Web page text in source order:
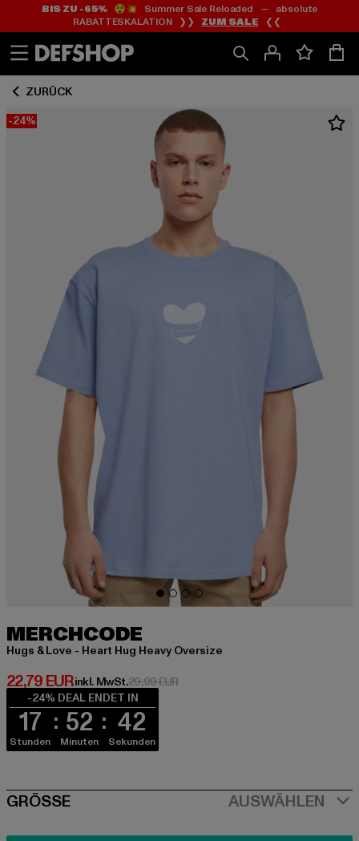
Zum
Inhalt
springen
Zum
Fußzeile
springen
BIS ZU -65%😲💥 Summer Sale Reloaded — absolute
RABATTESKALATION ❯❯ ZUM SALE ❮❮
ZURÜCK
-24%
MERCHCODE
Hugs & Love - Heart Hug Heavy Oversize
22,79 EUR
Derzeitiger Preis: 22,79 EUR
inkl. MwSt.29,99 EURAktionspreis: 29,99 EUR
-24% DEAL ENDET IN
17
Stunden
52
Minuten
42
Sekunden
SIZE
GRÖSSE AUSWÄHLEN